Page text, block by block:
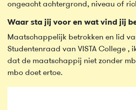
ongeacht achtergrond, niveau of
Waar sta jij voor en wat vind jij
Maatschappelijk betrokken en lid
Studentenraad van VISTA College ,
dat de maatschappij niet zonder
mbo doet ertoe.